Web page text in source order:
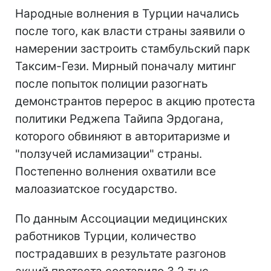
Народные волнения в Турции начались
после того, как власти страны заявили о
намерении застроить стамбульский парк
Таксим-Гези. Мирный поначалу митинг
после попыток полиции разогнать
демонстрантов перерос в акцию протеста
политики Реджепа Тайипа Эрдогана,
которого обвиняют в авторитаризме и
"ползучей исламизации" страны.
Постепенно волнения охватили все
малоазиатское государство.
По данным Ассоциации медицинских
работников Турции, количество
пострадавших в результате разгонов